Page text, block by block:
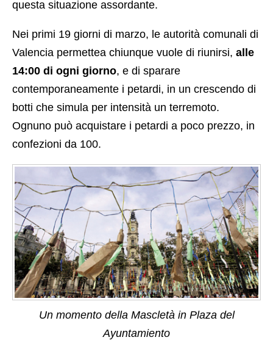
questa situazione assordante.
Nei primi 19 giorni di marzo, le autorità comunali di
Valencia permettea chiunque vuole di riunirsi, alle
14:00 di ogni giorno, e di sparare
contemporaneamente i petardi, in un crescendo di
botti che simula per intensità un terremoto.
Ognuno può acquistare i petardi a poco prezzo, in
confezioni da 100.
Un momento della Mascletà in Plaza del
Ayuntamiento